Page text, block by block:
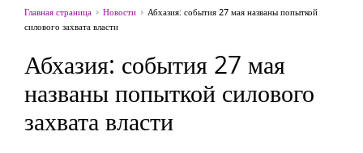
Главная страница Новости
Абхазия: события 27 мая названы попыткой
силового захвата власти
Абхазия: события 27 мая
названы попыткой силового
захвата власти